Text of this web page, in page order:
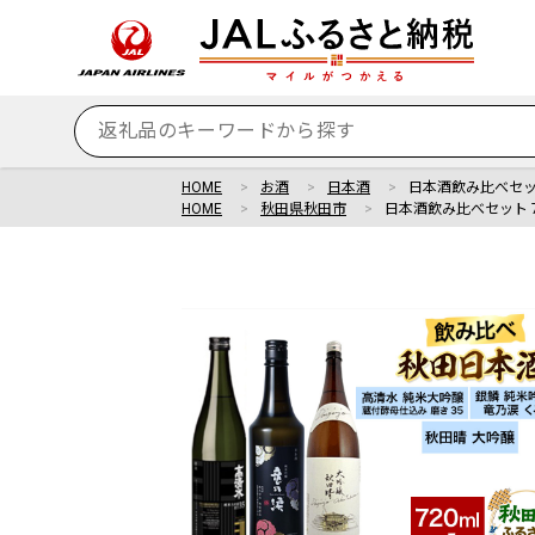
HOME お酒 日本酒
日本酒飲み比べセ
HOME
秋田県秋田市 日本酒飲み比べセッ